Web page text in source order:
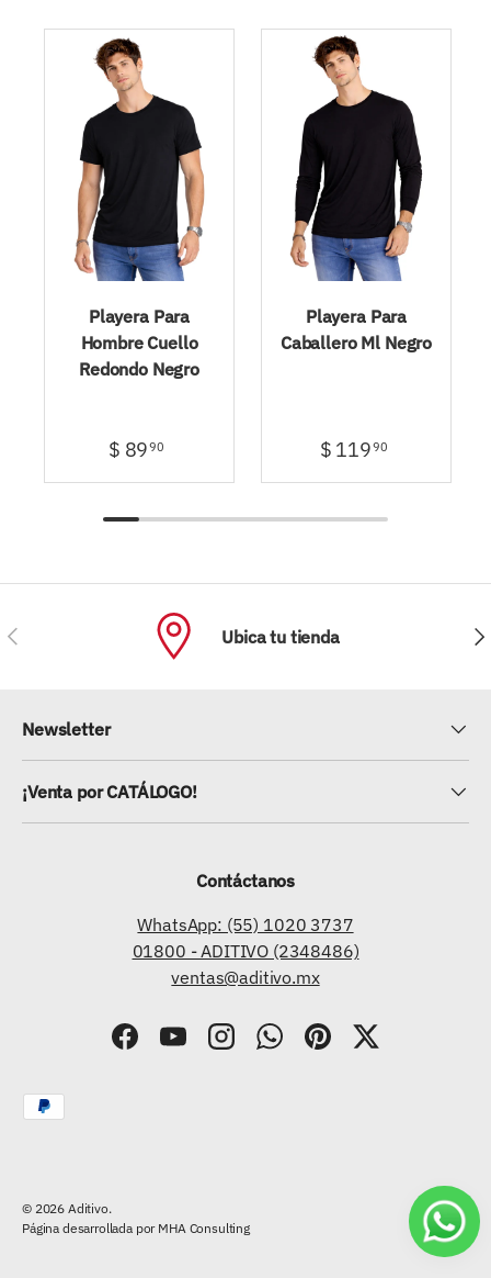
Playera Para
Hombre Cuello
Redondo Negro
$ 8990
Playera Para
Caballero Ml Negro
$ 11990
ANTERIOR Ubica tu tienda
Newsletter
¡Venta por CATÁLOGO!
Contáctanos
WhatsApp: (55) 1020 3737
01800 - ADITIVO (2348486)
ventas@aditivo.mx
FacebookYouTubeInstagramWhatsAppPinterestTwitter
Formas de pago aceptadas
© 2026 Aditivo.
Página desarrollada por MHA Consulting